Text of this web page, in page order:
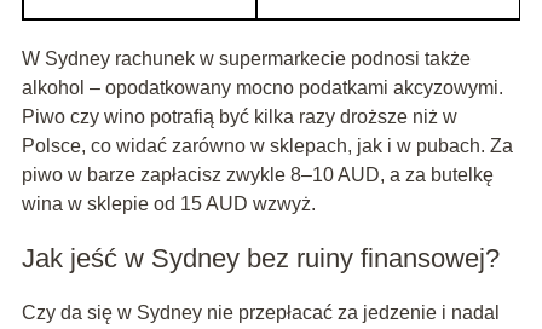
W Sydney rachunek w supermarkecie podnosi także
alkohol – opodatkowany mocno podatkami akcyzowymi.
Piwo czy wino potrafią być kilka razy droższe niż w
Polsce, co widać zarówno w sklepach, jak i w pubach. Za
piwo w barze zapłacisz zwykle 8–10 AUD, a za butelkę
wina w sklepie od 15 AUD wzwyż.
Jak jeść w Sydney bez ruiny finansowej?
Czy da się w Sydney nie przepłacać za jedzenie i nadal